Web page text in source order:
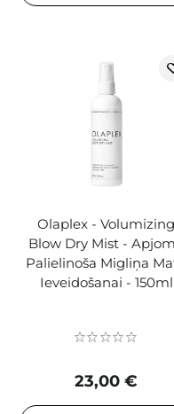
Olaplex - Volumizing
Blow Dry Mist -
Palielinoša Migliņa
Ieveidošanai - 150ml
23,00 €